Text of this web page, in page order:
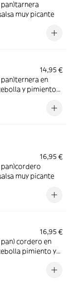
muy picante
14,95 €
en
y pimiento
16,95 €
muy picante
16,95 €
cordero en
pimiento y